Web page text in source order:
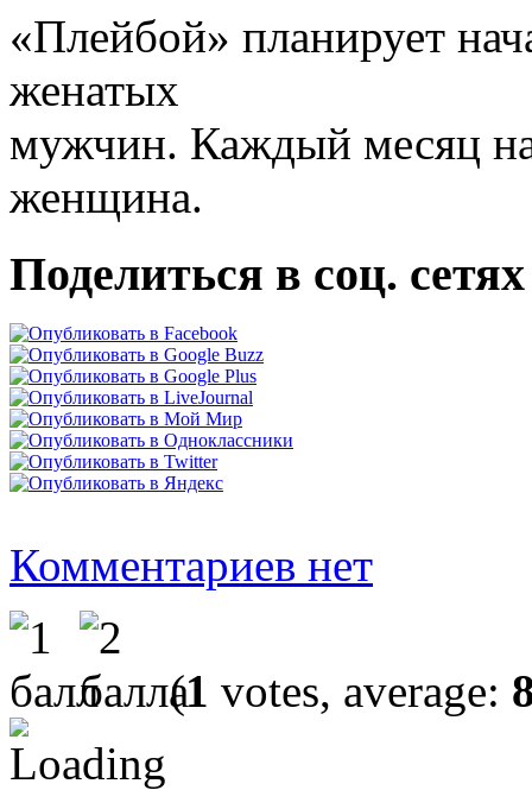
«Плейбой» планирует
женатых
мужчин. Каждый месяц на
женщина.
Поделиться в соц. сетях
Комментариев нет
(1 votes, average: